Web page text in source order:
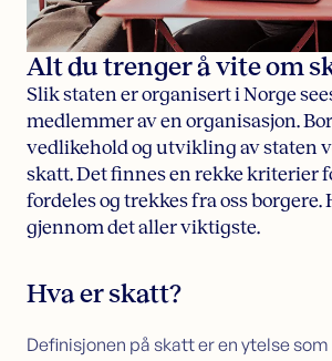
Sikkerhet i bolig
Søk lån med sikkerhet i bolig
Samle dyre lån i boligen
Omstartslån
Boliglånskalkulator
Kundeservice
Kontakt oss
Guider
Bankordlisten
Alt du trenger å vite om
Slik staten er organisert i Norge
medlemmer av en organisasjon.
vedlikehold og utvikling av staten
skatt. Det finnes en rekke kriterier
fordeles og trekkes fra oss borgere.
gjennom det aller viktigste.
Hva er skatt?
Definisjonen på skatt er en ytelse